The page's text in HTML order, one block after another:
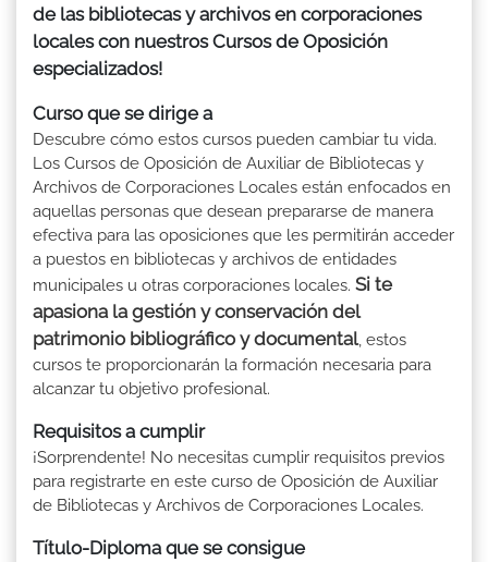
de las bibliotecas y archivos en corporaciones
locales con nuestros Cursos de Oposición
especializados!
Curso que se dirige a
Descubre cómo estos cursos pueden cambiar tu vida.
Los Cursos de Oposición de Auxiliar de Bibliotecas y
Archivos de Corporaciones Locales están enfocados en
aquellas personas que desean prepararse de manera
efectiva para las oposiciones que les permitirán acceder
a puestos en bibliotecas y archivos de entidades
municipales u otras corporaciones locales. Si te
apasiona la gestión y conservación del
patrimonio bibliográfico y documental, estos
cursos te proporcionarán la formación necesaria para
alcanzar tu objetivo profesional.
Requisitos a cumplir
¡Sorprendente! No necesitas cumplir requisitos previos
para registrarte en este curso de Oposición de Auxiliar
de Bibliotecas y Archivos de Corporaciones Locales.
Título-Diploma que se consigue